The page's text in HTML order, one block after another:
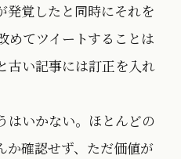
覚したと同時にそれを
めてツイートすることは
古い記事には訂正を入れ
いかない。ほとんどの
か確認せず、ただ価値が